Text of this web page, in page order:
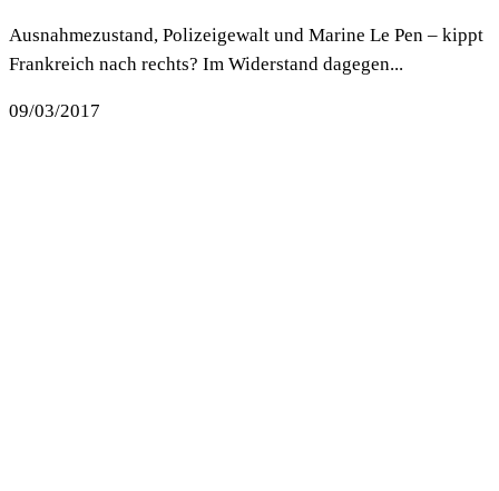
Ausnahmezustand, Polizeigewalt und Marine Le Pen – kippt
Frankreich nach rechts? Im Widerstand dagegen...
09/03/2017